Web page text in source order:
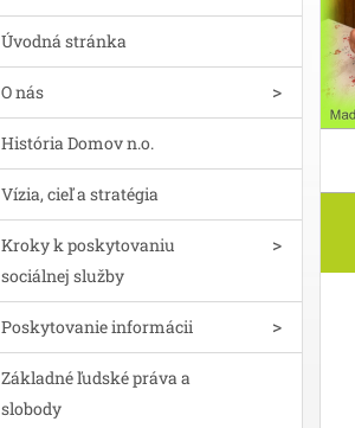
Úvodná stránka
O nás
História Domov n.o.
Vízia, cieľ a stratégia
Kroky k poskytovaniu
sociálnej služby
Poskytovanie informácii
Základné ľudské práva a
slobody